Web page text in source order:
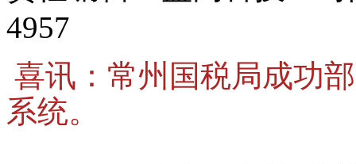
4957
喜讯：常州国税局成功
系统。